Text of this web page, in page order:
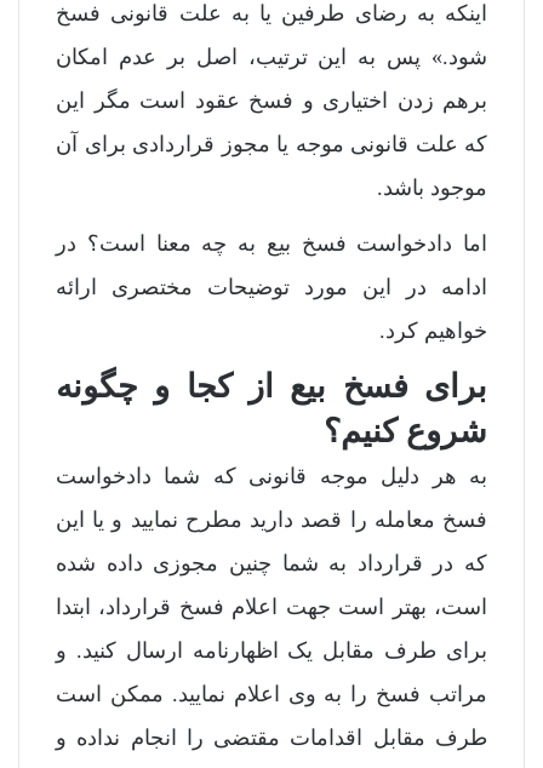
اینکه به رضای طرفین یا به علت قانونی فسخ
شود.» پس به این ترتیب، اصل بر عدم امکان
برهم زدن اختیاری و فسخ عقود است مگر این
که علت قانونی موجه یا مجوز قراردادی برای آن
موجود باشد.
اما دادخواست فسخ بیع به چه معنا است؟ در
ادامه در این مورد توضیحات مختصری ارائه
خواهیم کرد.
برای فسخ بیع از کجا و چگونه
شروع کنیم؟
به هر دلیل موجه قانونی که شما دادخواست
فسخ معامله را قصد دارید مطرح نمایید و یا این
که در قرارداد به شما چنین مجوزی داده شده
است، بهتر است جهت اعلام فسخ قرارداد، ابتدا
برای طرف مقابل یک اظهارنامه ارسال کنید. و
مراتب فسخ را به وی اعلام نمایید. ممکن است
طرف مقابل اقدامات مقتضی را انجام نداده و